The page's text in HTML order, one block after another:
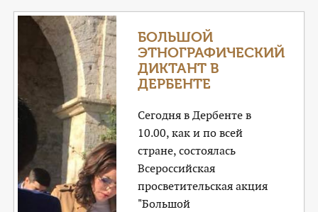
БОЛЬШОЙ
ЭТНОГРАФИЧЕСКИЙ
ДИКТАНТ В
ДЕРБЕНТЕ
Сегодня в Дербенте в
10.00, как и по всей
стране, состоялась
Всероссийская
просветительская акция
"Большой